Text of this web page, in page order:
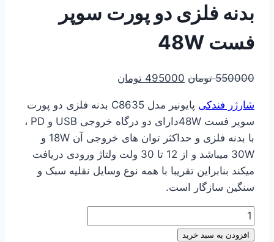
بدنه فلزی دو پورت سوپر
فست 48W
550000 تومان قیمت
550000 تومان
بود.
495000 تومان
495000 تومان
است.
شارژر فندکی
پایونیر مدل C8635 بدنه فلزی دو پورت
سوپر فست 48Wدارای دو درگاه خروجی USB و PD ،
با بدنه فلزی و حداکثر توان های خروجی آن 18W و
30W میباشد و از 12 تا 30 ولت ولتاژ ورودی دریافت
میکند بنابراین تقریبا با همه نوع وسایل نقلیه سبک و
سنگین سازگار است.
فندکی
پایونیر
افزودن به سبد خرید